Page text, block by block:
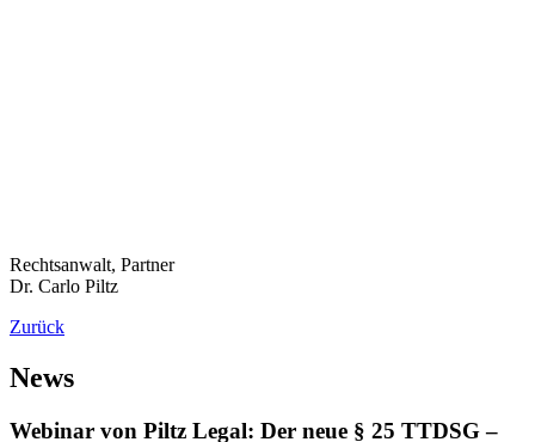
Rechtsanwalt, Partner
Dr. Carlo Piltz
Zurück
News
Webinar von Piltz Legal: Der neue § 25 TTDSG –